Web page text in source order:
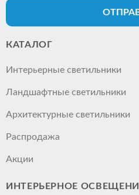
КАТАЛОГ
Интерьерные светильники
Ландшафтные светильники
Архитектурные светильники
Распродажа
Акции
ИНТЕРЬЕРНОЕ